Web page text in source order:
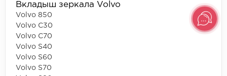
Вкладыш зеркала Volvo
Volvo 850
Volvo C30
Volvo C70
Volvo S40
Volvo S60
Volvo S70